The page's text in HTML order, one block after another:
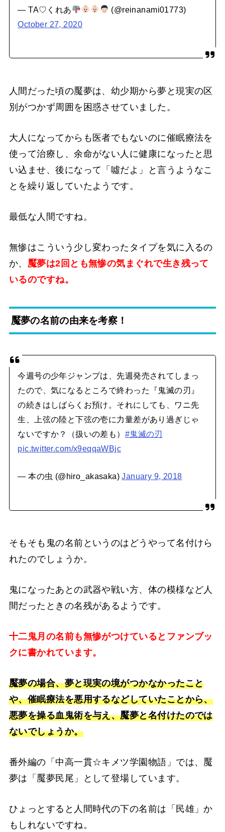
— TA♡くれあ
(@reinanami01773)
October 27, 2020
人間だった頃の魘夢は、幼少期から夢と現実の区
別がつかず周囲を困惑させていました。
大人になってからも医者でもないのに催眠療法を
使って治療し、余命がない人に健康になったと思
い込ませ、後になって「噓だよ」と言うようなこ
とを繰り返していたようです。
最低な人間ですね。
無惨はこういう少し変わったタイプを気に入るの
か、 魘夢は2回とも無惨の気まぐれで生き残って
いるのですね。
魘夢の名前の由来を考察！
今週号の少年ジャンプは、先週発売されてしまっ
たので、気になるところで終わった『鬼滅の刃』
の続きはしばらくお預け。それにしても、ワニ先
生、上弦の陸と下弦の壱に力量差があり過ぎじゃ
ないですか？（扱いの差も） #鬼滅の刃
pic.twitter.com/x9eqqaWBjc
— 本の虫 (@hiro_akasaka)January 9, 2018
そもそも鬼の名前というのはどうやって名付けら
れたのでしょうか。
鬼になったあとの武器や戦い方、体の模様など人
間だったときの名残があるようです。
十二鬼月の名前も無惨がつけているとファンブッ
クに書かれています。
魘夢の場合、夢と現実の境がつかなかったこと
や、催眠療法を悪用するなどしていたことから、
悪夢を操る血鬼術を与え、魘夢と名付けたのでは
ないでしょうか。
番外編の「中高一貫☆キメツ学園物語」では、魘
夢は「魘夢民尾」として登場しています。
ひょっとすると人間時代の下の名前は「民雄」か
もしれないですね。